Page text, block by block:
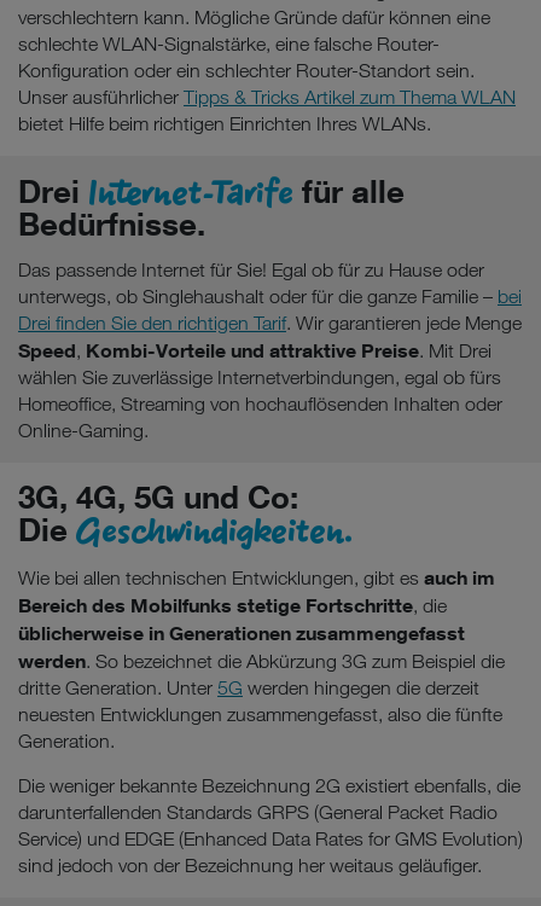
verschlechtern kann. Mögliche Gründe dafür können eine
schlechte WLAN-Signalstärke, eine falsche Router-
Konfiguration oder ein schlechter Router-Standort sein.
Unser ausführlicher Tipps & Tricks Artikel zum Thema WLAN
bietet Hilfe beim richtigen Einrichten Ihres WLANs.
Drei Internet-Tarife für alle
Bedürfnisse.
Das passende Internet für Sie! Egal ob für zu Hause oder
unterwegs, ob Singlehaushalt oder für die ganze Familie – bei
Drei finden Sie den richtigen Tarif. Wir garantieren jede Menge
Speed, Kombi-Vorteile und attraktive Preise. Mit Drei
wählen Sie zuverlässige Internetverbindungen, egal ob fürs
Homeoffice, Streaming von hochauflösenden Inhalten oder
Online-Gaming.
3G, 4G, 5G und Co:
Die Geschwindigkeiten.
Wie bei allen technischen Entwicklungen, gibt es auch im
Bereich des Mobilfunks stetige Fortschritte, die
üblicherweise in Generationen zusammengefasst
werden. So bezeichnet die Abkürzung 3G zum Beispiel die
dritte Generation. Unter 5G werden hingegen die derzeit
neuesten Entwicklungen zusammengefasst, also die fünfte
Generation.
Die weniger bekannte Bezeichnung 2G existiert ebenfalls, die
darunterfallenden Standards GRPS (General Packet Radio
Service) und EDGE (Enhanced Data Rates for GMS Evolution)
sind jedoch von der Bezeichnung her weitaus geläufiger.